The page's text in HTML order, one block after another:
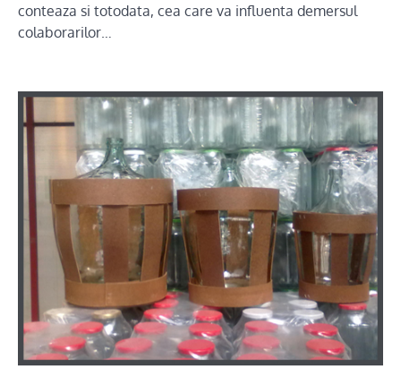
conteaza si totodata, cea care va influenta demersul
colaborarilor…